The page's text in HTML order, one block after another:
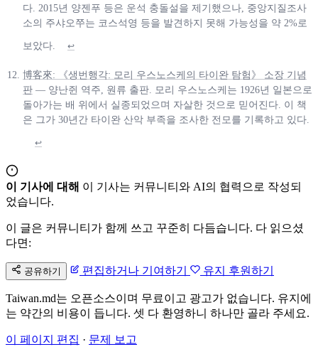
다. 2015년 양젠푸 등은 운석 충돌설을 제기했으나, 중앙지질조사
소의 주샤오쭈는 코스석영 등을 발견하지 못해 가능성을 약 2%로
보았다. ↩
博客來: 《생번행각: 모리 우스노스케의 타이완 탐험》 소장 기념
판 — 양난쥔 역주, 원류 출판. 모리 우스노스케는 1926년 일본으로
돌아가는 배 위에서 실종되었으며 자살한 것으로 믿어진다. 이 책
은 그가 30년간 타이완 산악 부족을 조사한 전모를 기록하고 있다.
↩
이 기사에 대해 이 기사는 커뮤니티와 AI의 협력으로 작성되
었습니다.
이 글은 커뮤니티가 함께 쓰고 꾸준히 다듬습니다. 다 읽으셨
다면:
공유하기 편집하거나 기여하기 유지 후원하기
Taiwan.md는 오픈소스이며 무료이고 광고가 없습니다. 유지에
는 약간의 비용이 듭니다. 셋 다 환영하니 하나만 골라 주세요.
이 페이지 편집 · 문제 보고